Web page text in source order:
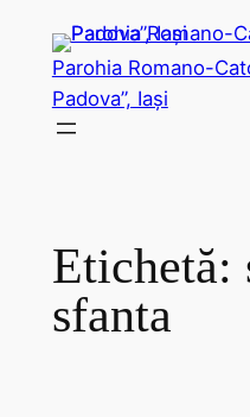
conținut
Parohia Romano-
Padova”, Iași
Etichetă:
sfanta